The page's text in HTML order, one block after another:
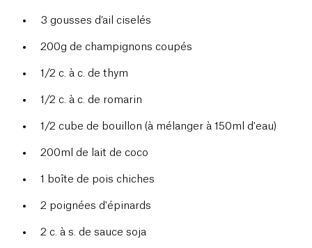
3 gousses d’ail ciselés
200g de champignons coupés
1/2 c. à c. de thym
1/2 c. à c. de romarin
1/2 cube de bouillon (à mélanger à 150ml d'eau)
200ml de lait de coco
1 boîte de pois chiches
2 poignées d'épinards
2 c. à s. de sauce soja